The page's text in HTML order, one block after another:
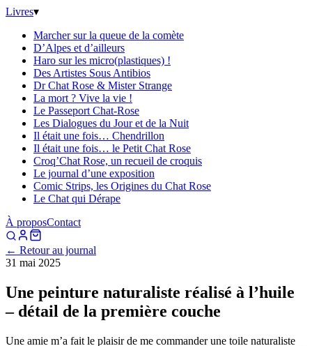
Livres▾
Marcher sur la queue de la comète
D’Alpes et d’ailleurs
Haro sur les micro(plastiques) !
Des Artistes Sous Antibios
Dr Chat Rose & Mister Strange
La mort ? Vive la vie !
Le Passeport Chat-Rose
Les Dialogues du Jour et de la Nuit
Il était une fois… Chendrillon
Il était une fois… le Petit Chat Rose
Croq’Chat Rose, un recueil de croquis
Le journal d’une exposition
Comic Strips, les Origines du Chat Rose
Le Chat qui Dérape
À proposContact
← Retour au journal
31 mai 2025
Une peinture naturaliste réalisé à l’huile
– détail de la première couche
Une amie m’a fait le plaisir de me commander une toile naturaliste